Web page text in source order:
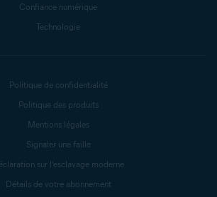
Confiance numérique
Technologie
Politique de confidentialité
Politique des produits
Mentions légales
Signaler une faille
sur l’esclavage moderne
Détails de votre abonnement